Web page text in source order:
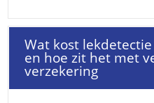
Wat kost
en hoe zit het met
verzekering